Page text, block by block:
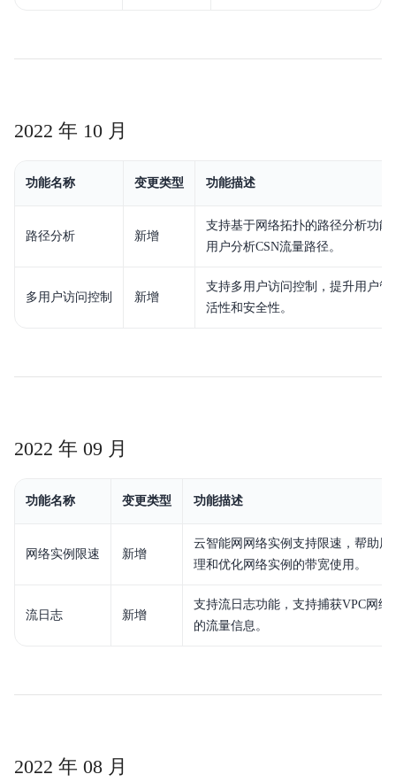
2022 年 10 月
功能名称 变更类型 功能描述
路径分析 新增
支持基于网络拓扑的路径分析功能
用户分析CSN流量路径。
多用户访问控制 新增
支持多用户访问控制，提升用户管
活性和安全性。
2022 年 09 月
功能名称 变更类型 功能描述
网络实例限速 新增
云智能网网络实例支持限速，帮助用
理和优化网络实例的带宽使用。
流日志 新增
支持流日志功能，支持捕获VPC网络
的流量信息。
2022 年 08 月